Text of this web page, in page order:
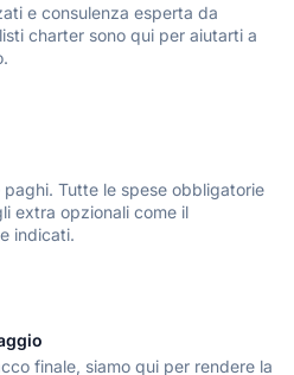
e consulenza esperta da
charter sono qui per aiutarti a
Tutte le spese obbligatorie
extra opzionali come il
indicati.
finale, siamo qui per rendere la